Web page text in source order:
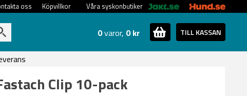
Våra syskonbutiker
Köpvillkor
oss
0varor, 0 kr TILL KASSAN
Clip 10-pack